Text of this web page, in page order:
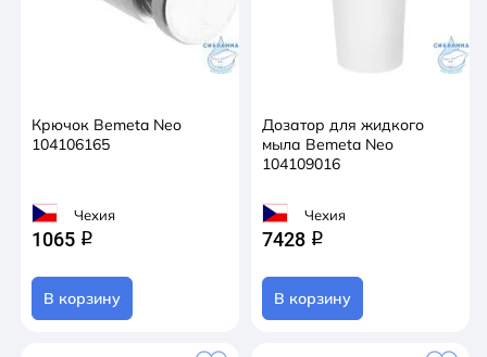
Крючок Bemeta Neo
104106165
Чехия
1065 q
В корзину
Дозатор для жидкого
мыла Bemeta Neo
104109016
Чехия
7428 q
В корзину